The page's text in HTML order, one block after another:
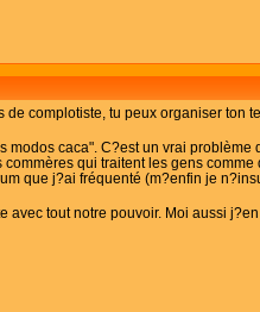
complotiste, tu peux organiser ton
caca". C?est un vrai
qui traitent les gens
que j?ai fréquenté (m?enfin je
tout notre pouvoir. Moi aussi